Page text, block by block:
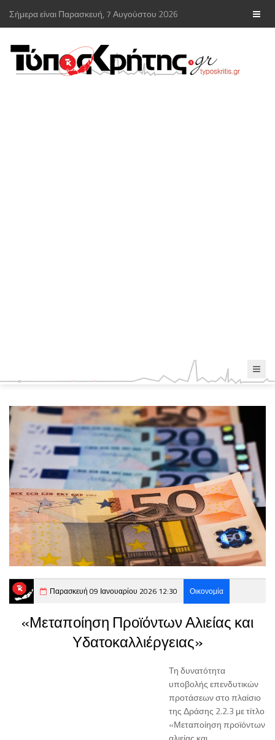
Σήμερα είναι Παρασκευή, 7 Αυγούστου 2026
Παρασκευή 09 Ιανουαρίου 2026 12:30 Οικονομία
«Μεταποίηση Προϊόντων Αλιείας και
Υδατοκαλλιέργειας»
Τη δυνατότητα
υποβολής επενδυτικών
προτάσεων στο πλαίσιο
της Δράσης 2.2.3 με τίτλο
«Μεταποίηση προϊόντων